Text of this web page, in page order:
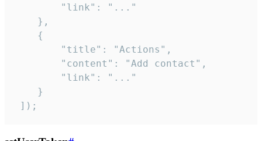
        "link": "..."
    },
    {
        "title": "Actions",
        "content": "Add contact",
        "link": "..."
    }
]);